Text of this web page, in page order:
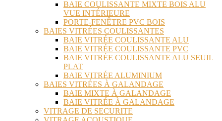
BAIE COULISSANTE MIXTE BOIS ALU
VUE INTÉRIEURE
PORTE-FENÊTRE PVC BOIS
BAIES VITRÉES COULISSANTES
BAIE VITRÉE COULISSANTE ALU
BAIE VITRÉE COULISSANTE PVC
BAIE VITRÉE COULISSANTE ALU SEUIL
PLAT
BAIE VITRÉE ALUMINIUM
BAIES VITRÉES À GALANDAGE
BAIE MIXTE À GALANDAGE
BAIE VITRÉE À GALANDAGE
VITRAGE DE SECURITE